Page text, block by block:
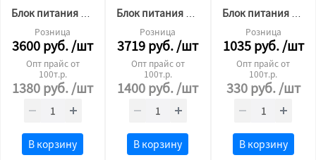
Розница
3600руб./шт
Опт прайс от
100т.р.
1380руб./шт
В корзину
Розница
3719руб./шт
Опт прайс от
100т.р.
1400руб./шт
В корзину
Розница
1035руб./шт
Опт прайс от
100т.р.
330руб./шт
В корзину